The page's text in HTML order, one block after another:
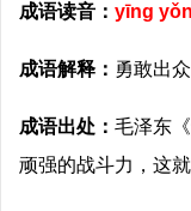
成语读音： yīng
成语解释： 勇敢出
成语出处： 毛泽东
顽强的战斗力，这